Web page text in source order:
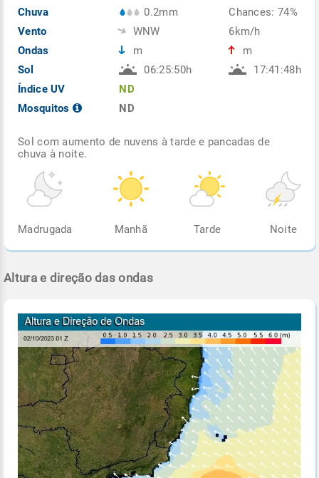
Chuva
Vento
Ondas
Sol
Índice UV
Mosquitos
0.2mm
WNW
m
06:25:50h
ND
ND
Chances: 74%
6km/h
m
17:41:48h
Sol com aumento de nuvens à tarde e pancadas de
chuva à noite.
Madrugada Manhã Tarde Noite
Altura e direção das ondas